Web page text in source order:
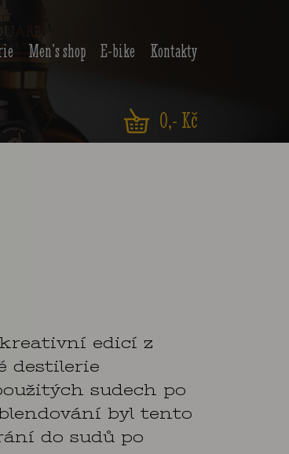
0,- Kč
Men’s shop E-bike Kontakty
kreativní edicí z
destilerie
sudech po
byl tento
do sudů po